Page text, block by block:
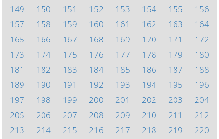
149
150 151 152 153 154 155
156
157
158 159 160 161 162 163
164
165
166 167 168 169 170 171
172
173
174 175 176 177 178 179
180
181
182 183 184 185 186 187
188
189
190 191 192 193 194 195
196
197
198 199 200 201 202 203
204
205
206 207 208 209 210 211
212
213
214 215 216 217 218 219
220